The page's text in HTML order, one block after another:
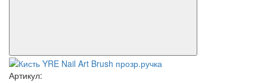
Артикул: